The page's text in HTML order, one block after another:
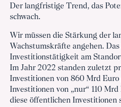
Der langfristige Trend, das
schwach.
Wir müssen die Stärkung der
Wachstumskräfte angehen.
Investitionstätigkeit am
Im Jahr 2022 standen zuletzt
Investitionen von 860 Mrd
Investitionen von „nur“ 110
diese öffentlichen Investitionen